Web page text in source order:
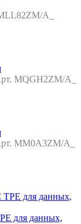
A_
MQGH2ZM/A_
MM0A3ZM/A_
для данных,